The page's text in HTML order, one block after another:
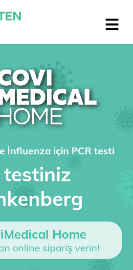
İnfluenza için PCR testi
testiniz
Home
online sipariş verin!